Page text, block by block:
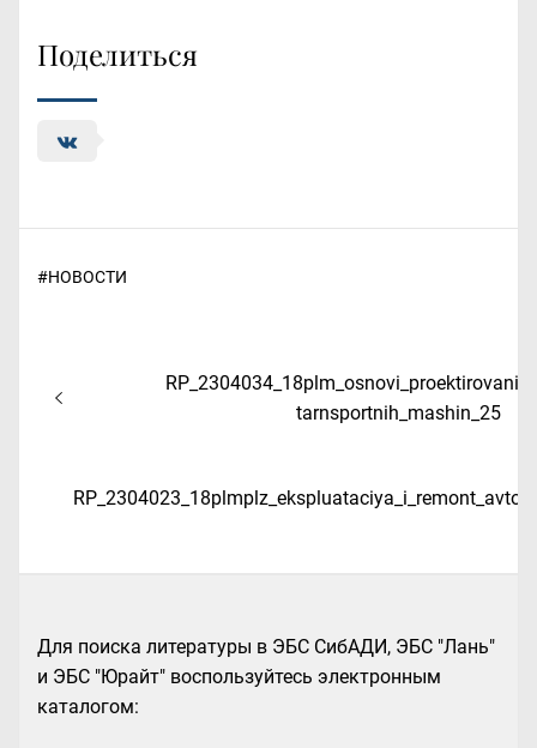
Поделиться
#НОВОСТИ
Навигация
по
Предыдущая
tarnsportnih_mashin_25
Следующая
Для поиска литературы в ЭБС СибАДИ, ЭБС "Лань"
и ЭБС "Юрайт" воспользуйтесь электронным
каталогом: